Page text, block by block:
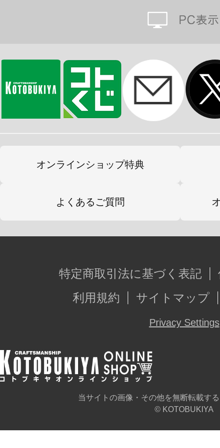
い“唯一無二”の“破壊の象徴”と言わ
もいずれ忘れ去られ、L.O.Z.こそが
L.O.Z.が獣王を名乗るに相応しい機
いが、その力を十全に発揮するには
い性能が求められたのは言うまでも
兵士をはじめとした優秀なガバナー
ても過言ではなく、この様相は奇し
「We end the war. The Power is
■クロスレーザーファング（口部大
■エンペラーバイト（顎） ■戦術高
■トリックブレード（尻尾） ■ジャ
端パイルバンカー）
■プラズマクロー（爪） ■グラビテ
■共振励起システム
オンラインショップ特典
よくあるご質問
特定商取引法に基づく表記
利用規約
サイトマップ
Privacy Settings
当サイトの画像・その他を無断転載す
© KOTOBUKIYA